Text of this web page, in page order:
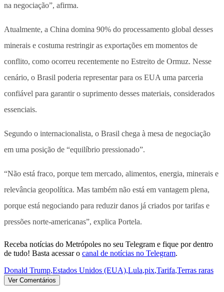
na negociação”, afirma.
Atualmente, a China domina 90% do processamento global desses
minerais e costuma restringir as exportações em momentos de
conflito, como ocorreu recentemente no Estreito de Ormuz. Nesse
cenário, o Brasil poderia representar para os EUA uma parceria
confiável para garantir o suprimento desses materiais, considerados
essenciais.
Segundo o internacionalista, o Brasil chega à mesa de negociação
em uma posição de “equilíbrio pressionado”.
“Não está fraco, porque tem mercado, alimentos, energia, minerais e
relevância geopolítica. Mas também não está em vantagem plena,
porque está negociando para reduzir danos já criados por tarifas e
pressões norte-americanas”, explica Portela.
Receba notícias do Metrópoles no seu Telegram e fique por dentro
de tudo! Basta acessar o canal de notícias no Telegram.
Donald Trump,Estados Unidos (EUA),Lula,pix,Tarifa,Terras raras
Ver Comentários